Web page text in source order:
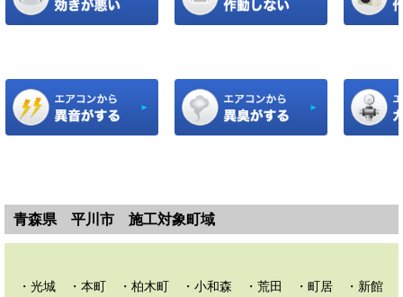
青森県 平川市 施工対象町域
・光城 ・本町 ・柏木町 ・小和森 ・荒田 ・町居 ・新館